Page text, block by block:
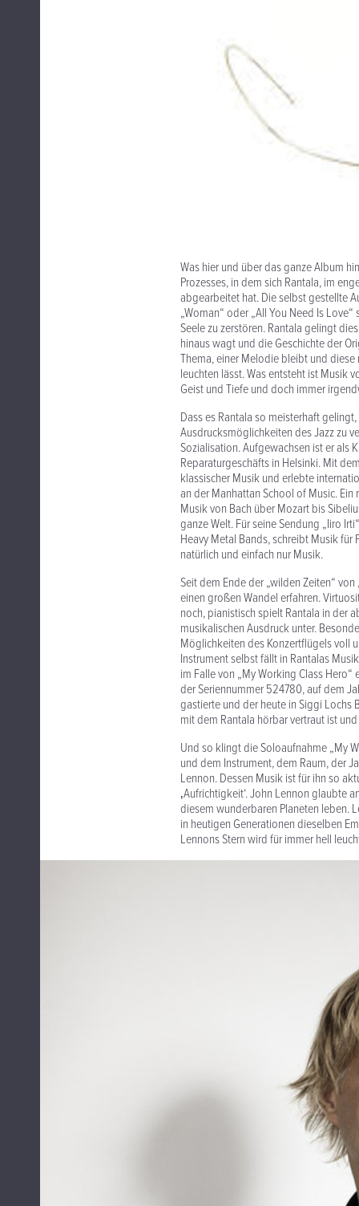
Was hier und über das ganze Album
Prozesses, in dem sich Rantala, im
abgearbeitet hat. Die selbst gestellte
„Woman“ oder „All You Need Is
Seele zu zerstören. Rantala gelingt
hinaus wagt und die Geschichte der
Thema, einer Melodie bleibt und
leuchten lässt. Was entsteht ist Musik
Geist und Tiefe und doch immer
Dass es Rantala so meisterhaft
Ausdrucksmöglichkeiten des Jazz zu
Sozialisation. Aufgewachsen ist er als
Reparaturgeschäfts in Helsinki. Mit
klassischer Musik und erlebte
an der Manhattan School of Music.
Musik von Bach über Mozart bis
ganze Welt. Für seine Sendung „Iiro
Heavy Metal Bands, schreibt Musik für
natürlich und einfach nur Musik.
Seit dem Ende der „wilden Zeiten“
einen großen Wandel erfahren.
noch, pianistisch spielt Rantala in der
musikalischen Ausdruck unter.
Möglichkeiten des Konzertflügels voll
Instrument selbst fällt in Rantalas
im Falle von „My Working Class
der Seriennummer 524780, auf dem
gastierte und der heute in Siggi Lochs
mit dem Rantala hörbar vertraut ist
Und so klingt die Soloaufnahme „My
und dem Instrument, dem Raum, der
Lennon. Dessen Musik ist für ihn so
‚Aufrichtigkeit‘. John Lennon glaubte
diesem wunderbaren Planeten leben.
in heutigen Generationen dieselben
Lennons Stern wird für immer hell